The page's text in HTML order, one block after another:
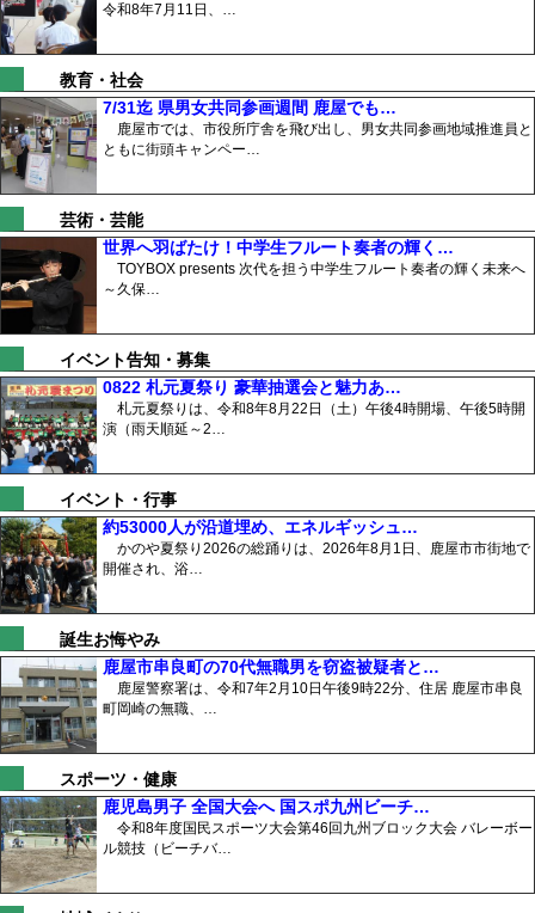
令和8年7月11日、…
教育・社会
7/31迄 県男女共同参画週間 鹿屋でも…
鹿屋市では、市役所庁舎を飛び出し、男女共同参画地域推進員と
ともに街頭キャンペー…
芸術・芸能
世界へ羽ばたけ！中学生フルート奏者の輝く…
TOYBOX presents 次代を担う中学生フルート奏者の輝く未来へ
～久保…
イベント告知・募集
0822 札元夏祭り 豪華抽選会と魅力あ…
札元夏祭りは、令和8年8月22日（土）午後4時開場、午後5時開
演（雨天順延～2…
イベント・行事
約53000人が沿道埋め、エネルギッシュ…
かのや夏祭り2026の総踊りは、2026年8月1日、鹿屋市市街地で
開催され、浴…
誕生お悔やみ
鹿屋市串良町の70代無職男を窃盗被疑者と…
鹿屋警察署は、令和7年2月10日午後9時22分、住居 鹿屋市串良
町岡崎の無職、…
スポーツ・健康
鹿児島男子 全国大会へ 国スポ九州ビーチ…
令和8年度国民スポーツ大会第46回九州ブロック大会 バレーボー
ル競技（ビーチバ…